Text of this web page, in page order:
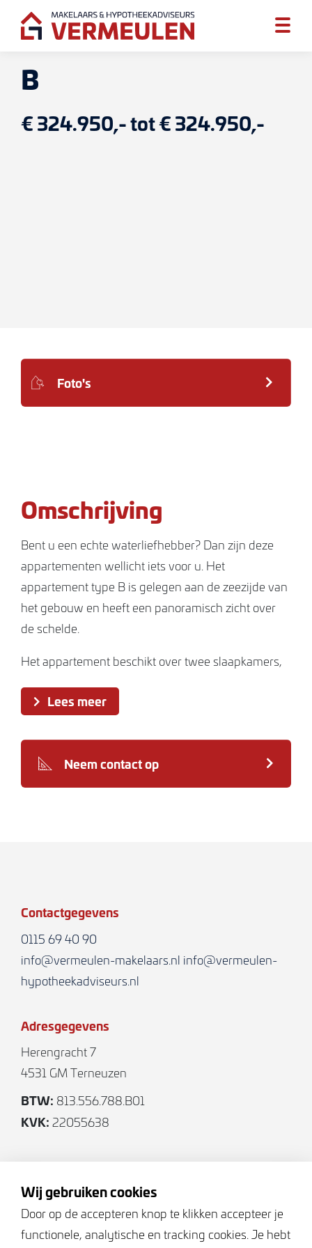
B
€ 324.950,- tot € 324.950,-
Foto's
Omschrijving
Bent u een echte waterliefhebber? Dan zijn deze
appartementen wellicht iets voor u. Het
appartement type B is gelegen aan de zeezijde van
het gebouw en heeft een panoramisch zicht over
de schelde.
Het appartement beschikt over twee slaapkamers,
ook toegankelijk vanuit uw grote slaapkamer. Dat
goed glas wijn genieten van de golfslag en het
geluid van het water.
Lees meer
Neem contact op
Contactgegevens
0115 69 40 90
info@vermeulen-makelaars.nl info@vermeulen-
hypotheekadviseurs.nl
Adresgegevens
Herengracht 7
4531 GM Terneuzen
BTW: 813.556.788.B01
KVK: 22055638
Keurmerken
Wij gebruiken cookies
Door op de accepteren knop te klikken accepteer je
functionele, analytische en tracking cookies. Je hebt